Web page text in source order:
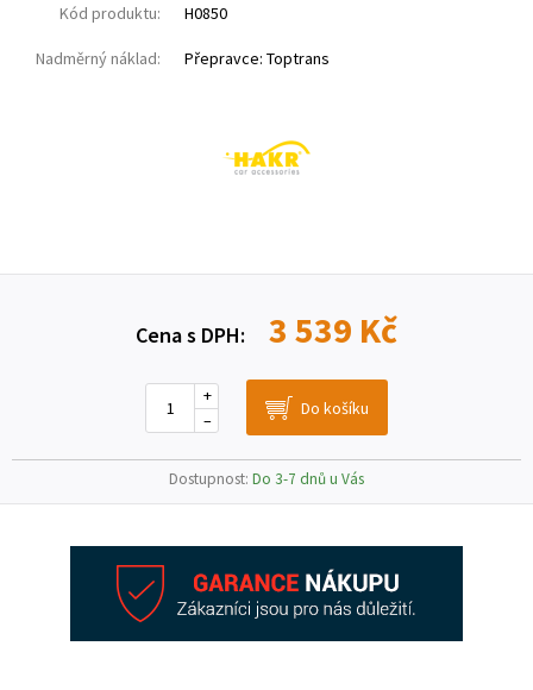
Kód produktu: H0850
Nadměrný náklad: Přepravce: Toptrans
Cena s DPH: 3 539 Kč
–
+
Dostupnost: Do 3-7 dnů u Vás